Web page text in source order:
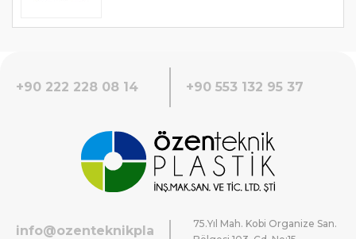
+90 222 228 08 14 +90 553 132 95 37
info@ozenteknikpla
75.Yıl Mah. Kobi Organize San.